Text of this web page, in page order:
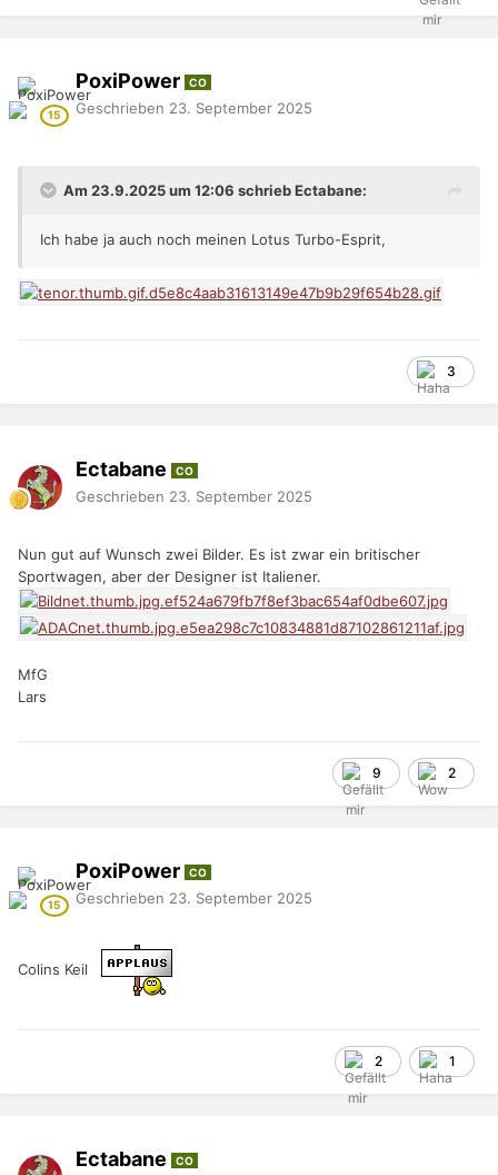
PoxiPower CO
Geschrieben 23. September 2025
Am 23.9.2025 um 12:06 schrieb Ectabane:
Ich habe ja auch noch meinen Lotus Turbo-Esprit,
3
Ectabane CO
Geschrieben 23. September 2025
Nun gut auf Wunsch zwei Bilder. Es ist zwar ein britischer
Sportwagen, aber der Designer ist Italiener.
MfG
Lars
9 2
PoxiPower CO
Geschrieben 23. September 2025
Colins Keil
2 1
Ectabane CO